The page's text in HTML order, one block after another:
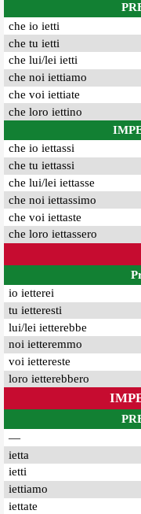
che io ietti
che tu ietti
che lui/lei ietti
che noi iettiamo
che voi iettiate
che loro iettino
che io iettassi
che tu iettassi
che lui/lei iettasse
che noi iettassimo
che voi iettaste
che loro iettassero
io ietterei
tu ietteresti
lui/lei ietterebbe
noi ietteremmo
voi iettereste
loro ietterebbero
—
ietta
ietti
iettiamo
iettate